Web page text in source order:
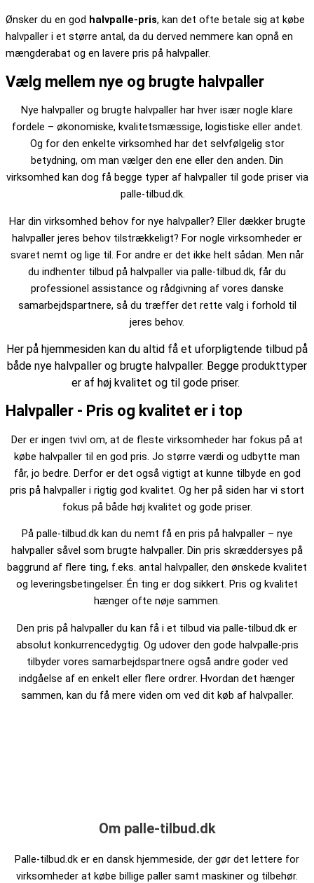
Ønsker du en god halvpalle-pris, kan det ofte betale sig at købe
halvpaller i et større antal, da du derved nemmere kan opnå en
mængderabat og en lavere pris på halvpaller.
Vælg mellem nye og brugte halvpaller
Nye halvpaller og brugte halvpaller har hver især nogle klare
fordele – økonomiske, kvalitetsmæssige, logistiske eller andet.
Og for den enkelte virksomhed har det selvfølgelig stor
betydning, om man vælger den ene eller den anden. Din
virksomhed kan dog få begge typer af halvpaller til gode priser via
palle-tilbud.dk.
Har din virksomhed behov for nye halvpaller? Eller dækker brugte
halvpaller jeres behov tilstrækkeligt? For nogle virksomheder er
svaret nemt og lige til. For andre er det ikke helt sådan. Men når
du indhenter tilbud på halvpaller via palle-tilbud.dk, får du
professionel assistance og rådgivning af vores danske
samarbejdspartnere, så du træffer det rette valg i forhold til
jeres behov.
Her på hjemmesiden kan du altid få et uforpligtende tilbud på
både nye halvpaller og brugte halvpaller. Begge produkttyper
er af høj kvalitet og til gode priser.
Halvpaller - Pris og kvalitet er i top
Der er ingen tvivl om, at de fleste virksomheder har fokus på at
købe halvpaller til en god pris. Jo større værdi og udbytte man
får, jo bedre. Derfor er det også vigtigt at kunne tilbyde en god
pris på halvpaller i rigtig god kvalitet. Og her på siden har vi stort
fokus på både høj kvalitet og gode priser.
På palle-tilbud.dk kan du nemt få en pris på halvpaller – nye
halvpaller såvel som brugte halvpaller. Din pris skræddersyes på
baggrund af flere ting, f.eks. antal halvpaller, den ønskede kvalitet
og leveringsbetingelser. Én ting er dog sikkert. Pris og kvalitet
hænger ofte nøje sammen.
Den pris på halvpaller du kan få i et tilbud via palle-tilbud.dk er
absolut konkurrencedygtig. Og udover den gode halvpalle-pris
tilbyder vores samarbejdspartnere også andre goder ved
indgåelse af en enkelt eller flere ordrer. Hvordan det hænger
sammen, kan du få mere viden om ved dit køb af halvpaller.
Om palle-tilbud.dk
Palle-tilbud.dk er en dansk hjemmeside, der gør det lettere for
virksomheder at købe billige paller samt maskiner og tilbehør.